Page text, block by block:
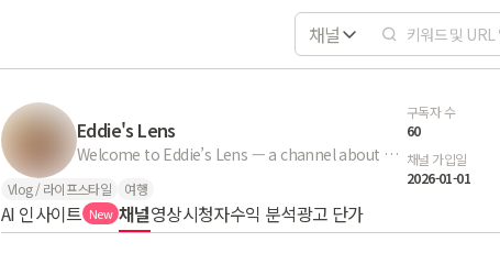
채널
Eddie's Lens
Welcome to Eddie’s Lens — a channel about everyday life, captured as it is. I document simple moments, daily outings, walks, shopping trips, and real experiences with no scripts, no rush, and no overthinking. Just real life, rolling as it happens. These vlogs are raw, casual, and unfiltered—meant to feel like you’re right there with us. If you enjoy relaxed lifestyle vlogs, cozy days out, and authentic moments, you’re in the right place. No scripts. No trends. Just honest, everyday vlogs filmed in a raw, documentary-style way. To anyone who decides to watch, thank you! - January 1, 2026
Vlog / 라이프스타일 여행
구독자 수
60
채널 가입일
2026-01-01
AI 인사이트 New 채널영상시청자수익 분석광고 단가